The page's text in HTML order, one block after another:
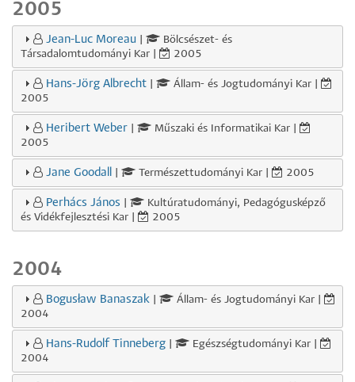
2005
Jean-Luc Moreau
Bölcsészet- és
Társadalomtudományi Kar |
2005
Hans-Jörg Albrecht
Állam- és Jogtudományi Kar |
2005
Heribert Weber
Műszaki és Informatikai Kar |
2005
Jane Goodall Természettudományi Kar | 2005
Perhács János
Kultúratudományi, Pedagógusképző
és Vidékfejlesztési Kar |
2005
2004
Bogusław Banaszak
Állam- és Jogtudományi Kar |
2004
Hans-Rudolf Tinneberg
Egészségtudományi Kar |
2004